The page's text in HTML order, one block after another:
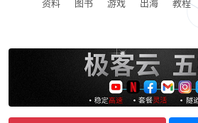
资料
图书 游戏 出海 教程